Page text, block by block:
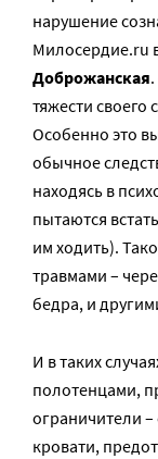
нарушение
Милосердие.ru
Доброжанская
тяжести своего
Особенно это
обычное
находясь в
пытаются
им ходить).
травмами –
бедра, и
И в таких
полотенцами,
ограничители
кровати,